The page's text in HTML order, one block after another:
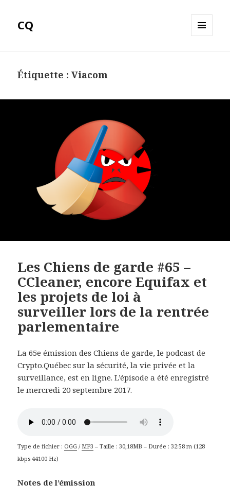
CQ
Étiquette :Viacom
Les Chiens de garde #65 –
CCleaner, encore Equifax et
les projets de loi à
surveiller lors de la rentrée
parlementaire
La 65e émission des Chiens de garde, le podcast de
Crypto.Québec sur la sécurité, la vie privée et la
surveillance, est en ligne. L’épisode a été enregistré
le mercredi 20 septembre 2017.
Type de fichier : OGG / MP3 – Taille : 30,18MB – Durée : 32:58 m (128
kbps 44100 Hz)
Notes de l’émission